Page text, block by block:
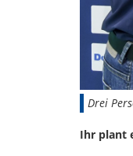
Drei
Ihr plant